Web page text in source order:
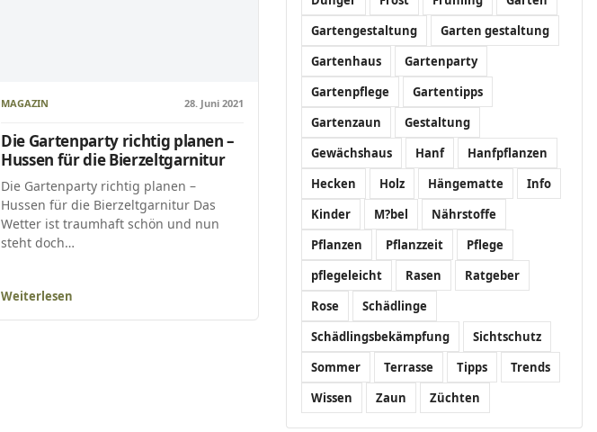
MAGAZIN 28. Juni 2021
Die Gartenparty richtig planen –
Hussen für die Bierzeltgarnitur
Die Gartenparty richtig planen –
Hussen für die Bierzeltgarnitur Das
Wetter ist traumhaft schön und nun
steht doch…
Weiterlesen
Gartengestaltung
Garten gestaltung
Gartenhaus
Gartenparty
Gartenpflege
Gartentipps
Gartenzaun
Gestaltung
Gewächshaus
Hanf
Hanfpflanzen
Hecken
Holz Hängematte
Info
Kinder
M?bel
Nährstoffe
Pflanzen
Pflanzzeit
Pflege
pflegeleicht
Rasen
Ratgeber
Rose
Schädlinge
Schädlingsbekämpfung
Sichtschutz
Sommer
Terrasse Tipps
Trends
Wissen
Zaun Züchten